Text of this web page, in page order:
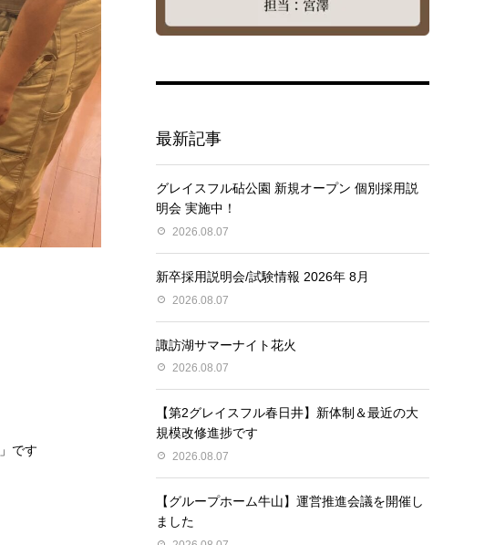
」です
最新記事
グレイスフル砧公園 新規オープン 個別採用説
明会 実施中！
2026.08.07
新卒採用説明会/試験情報 2026年 8月
2026.08.07
諏訪湖サマーナイト花火
2026.08.07
【第2グレイスフル春日井】新体制＆最近の大
規模改修進捗です
2026.08.07
【グループホーム牛山】運営推進会議を開催し
ました